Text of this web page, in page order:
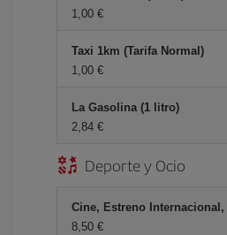
1,00 €
Taxi 1km (Tarifa Normal)
1,00 €
La Gasolina (1 litro)
2,84 €
Deporte y Ocio
Cine, Estreno
8,50 €